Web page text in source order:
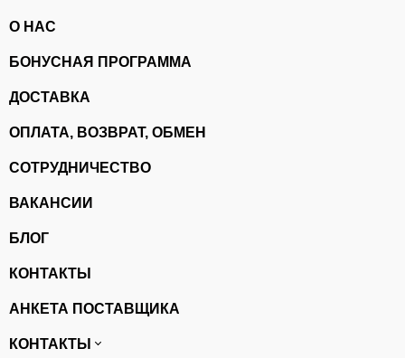
О НАС
БОНУСНАЯ ПРОГРАММА
ДОСТАВКА
ОПЛАТА, ВОЗВРАТ, ОБМЕН
СОТРУДНИЧЕСТВО
ВАКАНСИИ
БЛОГ
КОНТАКТЫ
АНКЕТА ПОСТАВЩИКА
КОНТАКТЫ